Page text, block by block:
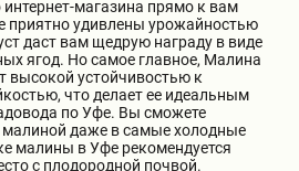
интернет-магазина прямо к вам
приятно удивлены урожайностью
даст вам щедрую награду в виде
ягод. Но самое главное, Малина
высокой устойчивостью к
что делает ее идеальным
по Уфе. Вы сможете
малиной даже в самые холодные
малины в Уфе рекомендуется
с плодородной почвой.